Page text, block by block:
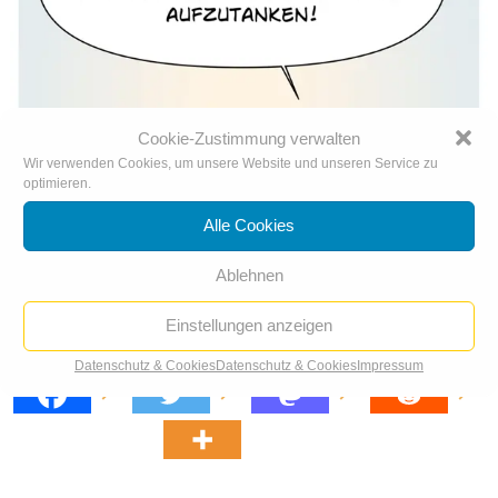
Cookie-Zustimmung verwalten
Wir verwenden Cookies, um unsere Website und unseren Service zu
optimieren.
Alle Cookies
Ablehnen
Einstellungen anzeigen
Datenschutz & CookiesDatenschutz & CookiesImpressum